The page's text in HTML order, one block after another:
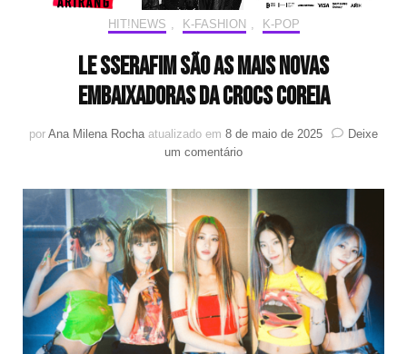
HIT!NEWS K-FASHION K-POP
LE SSERAFIM são as mais novas
embaixadoras da Crocs Coreia
por Ana Milena Rocha atualizado em 8 de maio de 2025
Deixe
um comentárioem
SSERAFIM
são
as
mais
novas
embaixadoras
da
Crocs
Coreia